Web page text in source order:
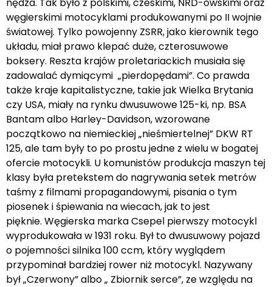
węgierskimi motocyklami produkowanymi po II wojnie
światowej. Tylko powojenny ZSRR, jako kierownik tego
układu, miał prawo klepać duże, czterosuwowe
boksery. Reszta krajów proletariackich musiała się
zadowalać dymiącymi „pierdopędami”. Co prawda
także kraje kapitalistyczne, takie jak Wielka Brytania
czy USA, miały na rynku dwusuwowe 125-ki, np. BSA
Bantam albo Harley-Davidson, wzorowane
początkowo na niemieckiej „nieśmiertelnej” DKW RT
125, ale tam były to po prostu jedne z wielu w bogatej
ofercie motocykli. U komunistów produkcja maszyn tej
klasy była pretekstem do nagrywania setek metrów
taśmy z filmami propagandowymi, pisania o tym
piosenek i śpiewania na wiecach, jak to jest
pięknie. Węgierska marka Csepel pierwszy motocykl
wyprodukowała w 1931 roku. Był to dwusuwowy pojazd
o pojemności silnika 100 ccm, który wyglądem
przypominał bardziej rower niż motocykl. Nazywany
był „Czerwony” albo „ Zbiornik serce”, ze względu na